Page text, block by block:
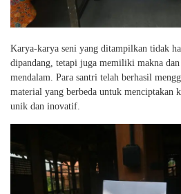
Karya-karya seni yang ditampilkan tidak
dipandang, tetapi juga memiliki makna
mendalam. Para santri telah berhasil
material yang berbeda untuk menciptakan
unik dan inovatif.